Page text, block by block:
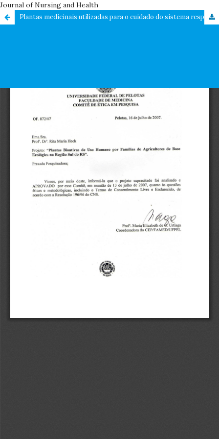
Journal of Nursing and Health
Plantas medicinais utilizadas para o cuidado do sistema respiratório com potencial antimicrobiano: contribuições à enfermagem